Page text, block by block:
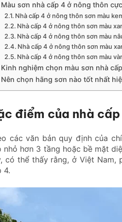
Màu sơn nhà cấp 4 ở nông thôn
Nhà cấp 4 ở nông thôn sơn màu
Nhà cấp 4 ở nông thôn sơn màu
Nhà cấp 4 ở nông thôn sơn màu
Nhà cấp 4 ở nông thôn sơn màu
Nhà cấp 4 ở nông thôn sơn màu
Kinh nghiệm chọn màu sơn nhà
Nên chọn hãng sơn nào tốt nhất
điểm của nhà
các văn bản quy định của
nhỏ hơn 3 tầng hoặc bề mặt
có thể thấy rằng, ở Việt Nam,
4.